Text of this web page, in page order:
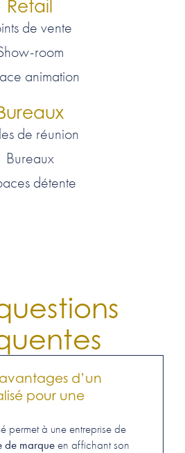
Retail
de vente
room
animation
de réunion
Bureaux
détente
d’un
pour une
permet à une entreprise de
de marque en affichant son